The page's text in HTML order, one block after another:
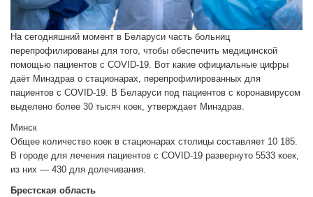
На сегодняшний момент в Беларуси часть больниц
перепрофилированы для того, чтобы обеспечить медицинской
помощью пациентов с COVID-19. Вот какие официальные цифры
даёт Минздрав о стационарах, перепрофилированных для
пациентов с COVID-19. В Беларуси под пациентов с коронавирусом
выделено более 30 тысяч коек, утверждает Минздрав.
Минск
Общее количество коек в стационарах столицы составляет 10 185.
В городе для лечения пациентов с COVID-19 развернуто 5533 коек,
из них — 430 для долечивания.
Брестская область